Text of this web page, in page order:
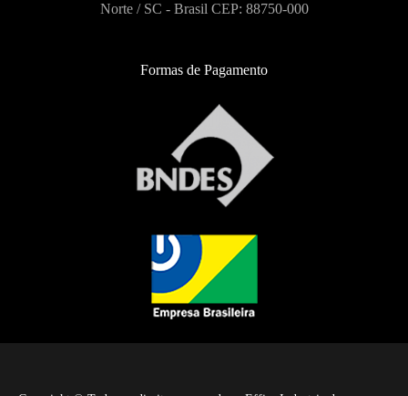
Norte / SC - Brasil CEP: 88750-000
Formas de Pagamento